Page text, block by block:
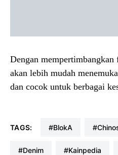
Dengan
akan lebih mudah
dan cocok untuk berbagai
TAGS: #blokA
#denim #kainpedia